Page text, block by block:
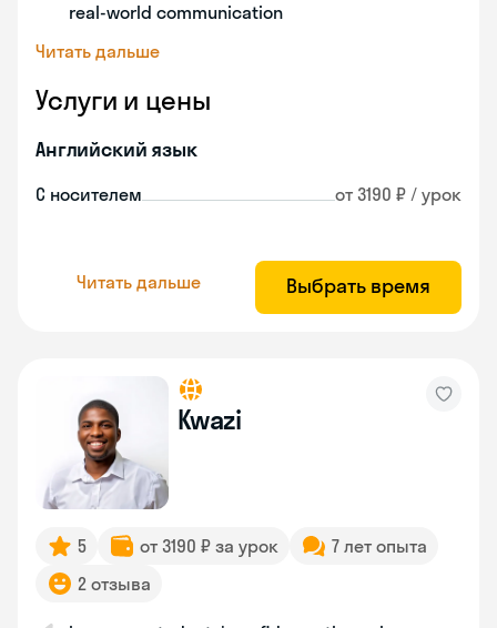
real-world communication
Читать дальше
Услуги и цены
Английский язык
С носителем от 3190 ₽ / урок
Читать дальше Выбрать время
Kwazi
5 от 3190 ₽ за урок
7 лет опыта
2 отзыва